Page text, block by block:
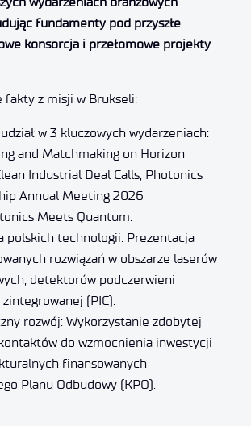
fundamenty pod przyszłe
konsorcja i przełomowe projekty
fakty z misji w Brukseli:
w 3 kluczowych wydarzeniach:
and Matchmaking on Horizon
Industrial Deal Calls, Photonics
Annual Meeting 2026
Meets Quantum.
polskich technologii: Prezentacja
rozwiązań w obszarze laserów
detektorów podczerwieni
(PIC).
rozwój: Wykorzystanie zdobytej
do wzmocnienia inwestycji
finansowanych
Planu Odbudowy (KPO).